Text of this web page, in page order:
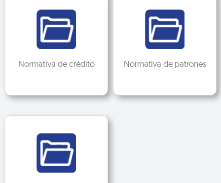
Normativa de crédito Normativa de patrones